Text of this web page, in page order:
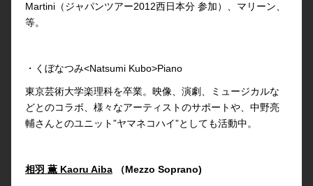
Martini（ジャパンツアー2012西日本分 参加）、マリーン、
等。
・くぼなつみ<Natsumi Kubo>Piano
東京芸術大学楽理科を卒業。映像、演劇、ミュージカルな
どとのコラボ、様々なアーティストのサポートや、中野亮
輔さんとのユニット”ヤマネコハイ”としても活動中。
相羽 薫 Kaoru Aiba（Mezzo Soprano)